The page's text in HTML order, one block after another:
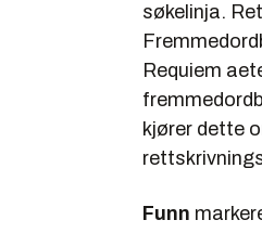
søkelinja.
Requiem
kjører dette
Funn